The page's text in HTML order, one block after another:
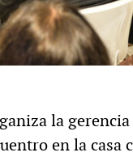
la
en la